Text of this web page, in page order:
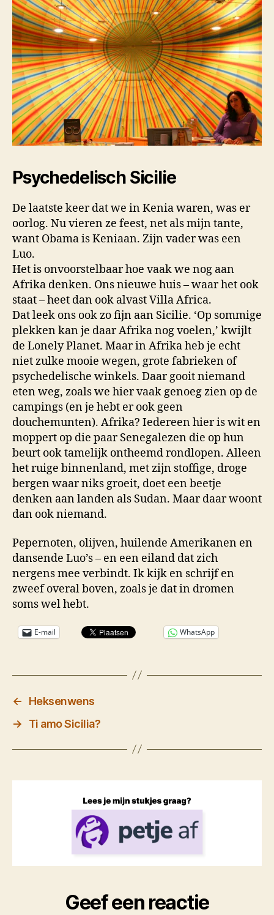
Psychedelisch Sicilie
De laatste keer dat we in Kenia waren, was er
oorlog. Nu vieren ze feest, net als mijn tante,
want Obama is Keniaan. Zijn vader was een
Luo.
Het is onvoorstelbaar hoe vaak we nog aan
Afrika denken. Ons nieuwe huis – waar het ook
staat – heet dan ook alvast Villa Africa.
Dat leek ons ook zo fijn aan Sicilie. ‘Op sommige
plekken kan je daar Afrika nog voelen,’ kwijlt
de Lonely Planet. Maar in Afrika heb je echt
niet zulke mooie wegen, grote fabrieken of
psychedelische winkels. Daar gooit niemand
eten weg, zoals we hier vaak genoeg zien op de
campings (en je hebt er ook geen
douchemunten). Afrika? Iedereen hier is wit en
moppert op die paar Senegalezen die op hun
beurt ook tamelijk ontheemd rondlopen. Alleen
het ruige binnenland, met zijn stoffige, droge
bergen waar niks groeit, doet een beetje
denken aan landen als Sudan. Maar daar woont
dan ook niemand.
Pepernoten, olijven, huilende Amerikanen en
dansende Luo’s – en een eiland dat zich
nergens mee verbindt. Ik kijk en schrijf en
zweef overal boven, zoals je dat in dromen
soms wel hebt.
E-mail WhatsApp
←
Heksenwens
→
Ti amo Sicilia?
Geef een reactie